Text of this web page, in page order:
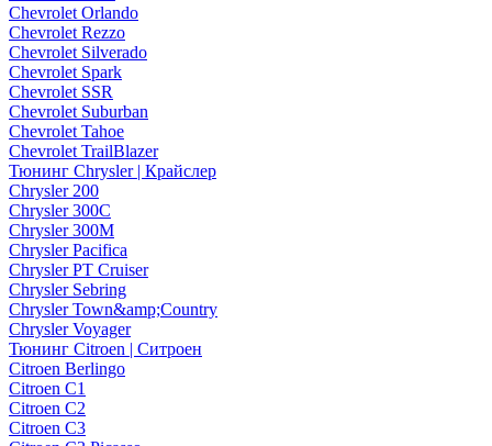
Chevrolet Orlando
Chevrolet Rezzo
Chevrolet Silverado
Chevrolet Spark
Chevrolet SSR
Chevrolet Suburban
Chevrolet Tahoe
Chevrolet TrailBlazer
Тюнинг Chrysler | Крайслер
Chrysler 200
Chrysler 300C
Chrysler 300M
Chrysler Pacifica
Chrysler PT Cruiser
Chrysler Sebring
Chrysler Town&amp;Country
Chrysler Voyager
Тюнинг Citroen | Ситроен
Citroen Berlingo
Citroen C1
Citroen C2
Citroen C3